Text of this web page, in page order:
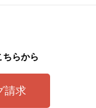
ちらから
請求